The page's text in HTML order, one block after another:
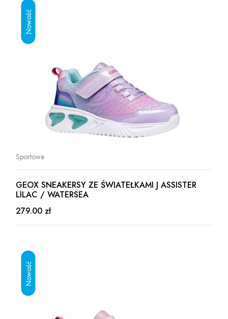
Sportowe
GEOX SNEAKERSY ZE ŚWIATEŁKAMI J ASSISTER
LILAC / WATERSEA
279.00 zł